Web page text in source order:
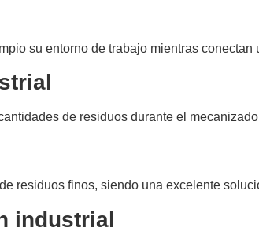
su entorno de trabajo mientras
de residuos durante el
residuos finos, siendo una excelente
industrial